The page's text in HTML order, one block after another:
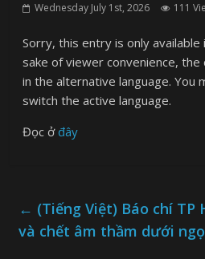
Wednesday July 1st, 2026 111
Sorry, this entry is only available
sake of viewer convenience,
in the alternative language. You
switch the active language.
Đọc ởđây
← (Tiếng Việt) Báo chí TP
và chết âm thầm dưới